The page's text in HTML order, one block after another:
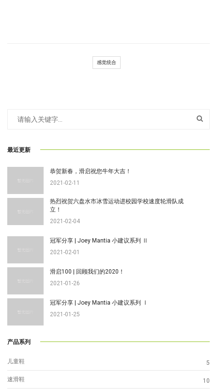
感觉统合
最近更新
恭贺新春，滑启祝您牛年大吉！
2021-02-11
热烈祝贺六盘水市冰雪运动进校园学校速度轮滑队成
立！
2021-02-04
冠军分享 | Joey Mantia 小建议系列 Ⅱ
2021-02-01
滑启100 | 回顾我们的2020！
2021-01-26
冠军分享 | Joey Mantia 小建议系列 Ⅰ
2021-01-25
产品系列
儿童鞋 5
速滑鞋 10